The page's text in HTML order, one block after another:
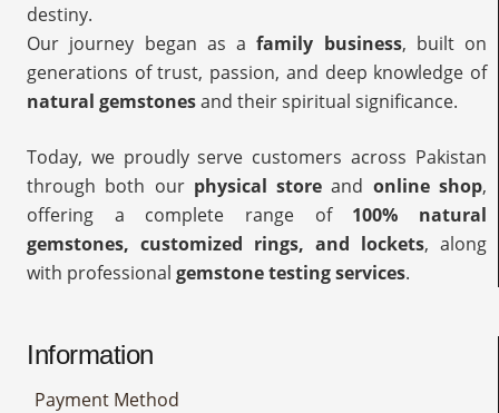
destiny.
Our journey began as afamily business, built on
generations of trust, passion, and deep knowledge of
natural gemstonesand their spiritual significance.
Today, we proudly serve customers across Pakistan
through both our physical store and online shop,
offering a complete range of 100% natural
gemstones, customized rings, and lockets, along
with professional gemstone testing services.
Information
Payment Method